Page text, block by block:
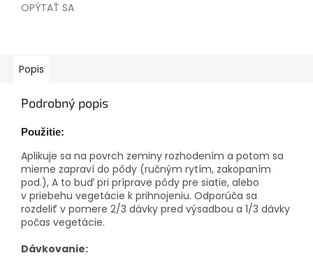
OPÝTAŤ SA
Popis
Podrobný popis
Použitie:
Aplikuje sa na povrch zeminy rozhodením a potom sa
mierne zapraví do pôdy (ručným rytím, zakopaním
pod.), A to buď pri príprave pôdy pre siatie, alebo
v priebehu vegetácie k prihnojeniu. Odporúča sa
rozdeliť v pomere 2/3 dávky pred výsadbou a 1/3 dávky
počas vegetácie.
Dávkovanie: